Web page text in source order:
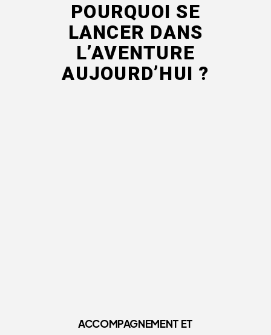
POURQUOI SE
LANCER DANS
L’AVENTURE
AUJOURD’HUI ?
ACCOMPAGNEMENT ET